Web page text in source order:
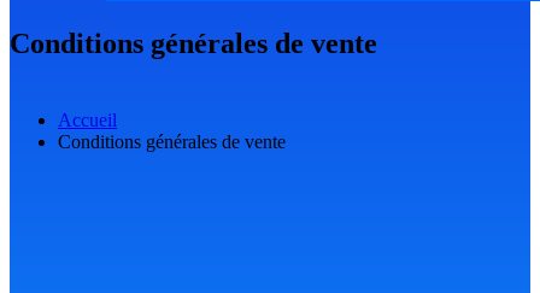
Conditions générales de vente
Accueil
Conditions générales de vente